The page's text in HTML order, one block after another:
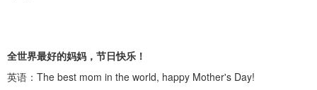
全世界最好的妈妈，节日快乐！
英语： The best mom in the world, happy Mother's Day!